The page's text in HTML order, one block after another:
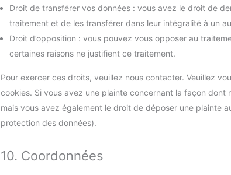
Droit de transférer vos données : vous avez le droit de
traitement et de les transférer dans leur intégralité à un
Droit d’opposition : vous pouvez vous opposer au
certaines raisons ne justifient ce traitement.
Pour exercer ces droits, veuillez nous contacter. Veuillez
cookies. Si vous avez une plainte concernant la façon dont
mais vous avez également le droit de déposer une plainte
protection des données).
10. Coordonnées